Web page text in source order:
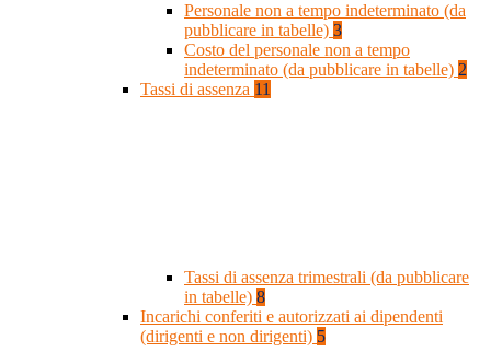
Personale non a tempo indeterminato (da
pubblicare in tabelle) 3
Costo del personale non a tempo
indeterminato (da pubblicare in tabelle) 2
Tassi di assenza 11
Tassi di assenza trimestrali (da pubblicare
in tabelle) 8
Incarichi conferiti e autorizzati ai dipendenti
(dirigenti e non dirigenti) 5